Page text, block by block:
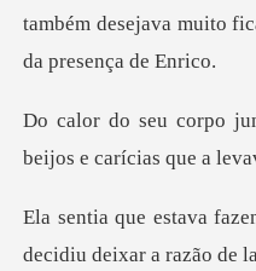
também desejava muito
beijos e car
decidiu dei